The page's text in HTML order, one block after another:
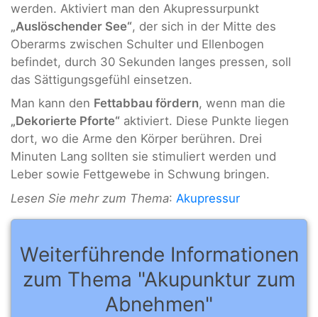
werden. Aktiviert man den Akupressurpunkt
„Auslöschender See“, der sich in der Mitte des
Oberarms zwischen Schulter und Ellenbogen
befindet, durch 30 Sekunden langes pressen, soll
das Sättigungsgefühl einsetzen.
Man kann den Fettabbau fördern, wenn man die
„Dekorierte Pforte“ aktiviert. Diese Punkte liegen
dort, wo die Arme den Körper berühren. Drei
Minuten Lang sollten sie stimuliert werden und
Leber sowie Fettgewebe in Schwung bringen.
Lesen Sie mehr zum Thema: Akupressur
Weiterführende Informationen
zum Thema "Akupunktur zum
Abnehmen"